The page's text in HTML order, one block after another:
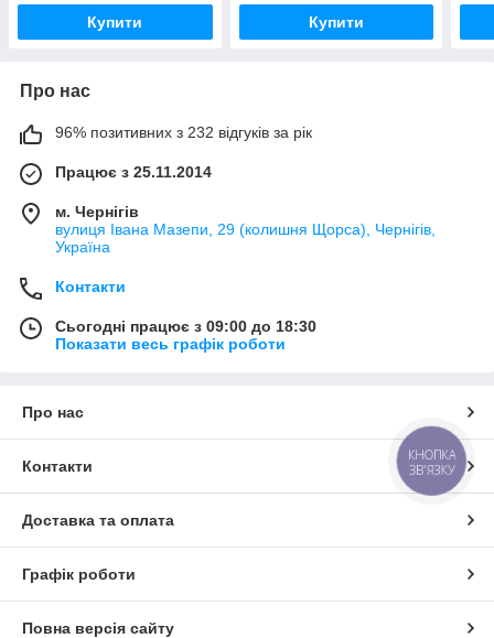
Купити Купити
Про нас
96% позитивних з 232 відгуків за рік
Працює з 25.11.2014
м. Чернігів
вулиця Івана Мазепи, 29 (колишня Щорса), Чернігів,
Україна
Контакти
Сьогодні працює з 09:00 до 18:30
Показати весь графік роботи
Про нас
Контакти
Доставка та оплата
Графік роботи
Повна версія сайту
КНОПКА
ЗВ'ЯЗКУ